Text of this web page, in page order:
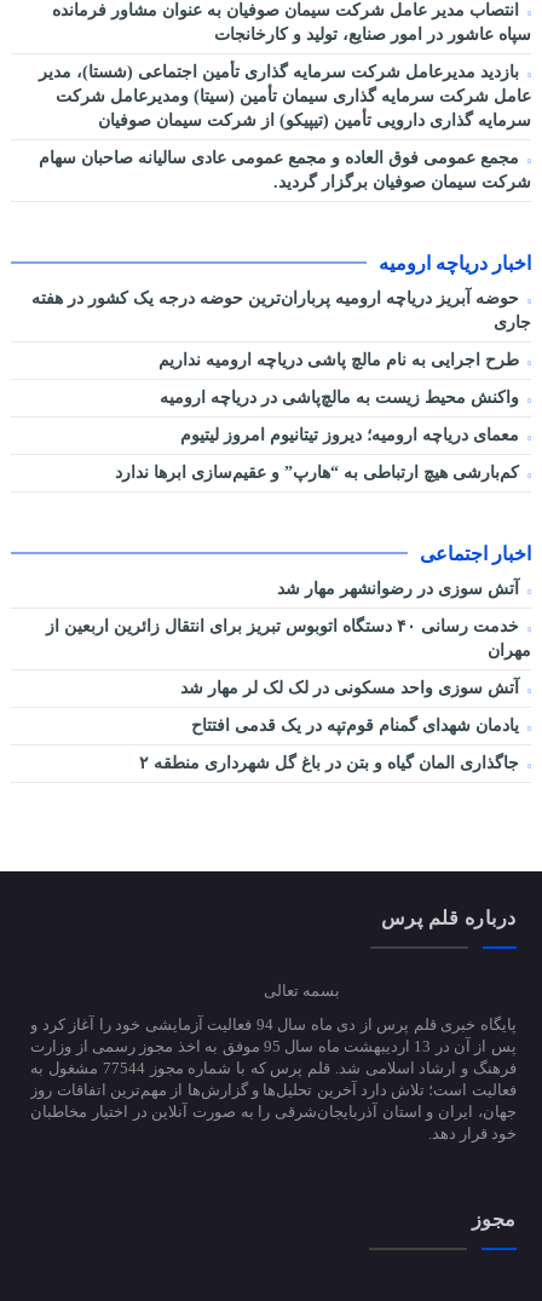
انتصاب مدیر عامل شرکت سیمان صوفیان به عنوان مشاور فرمانده
سپاه عاشور در امور صنایع، تولید و کارخانجات
بازدید مدیرعامل شرکت سرمایه گذاری تأمین اجتماعی (شستا)، مدیر
عامل شرکت سرمایه گذاری سیمان تأمین (سیتا) ومدیرعامل شرکت
سرمایه گذاری دارویی تأمین (تیپیکو) از شرکت سیمان صوفیان
مجمع عمومی فوق العاده و مجمع عمومی عادی سالیانه صاحبان سهام
شرکت سیمان صوفیان برگزار گردید.
اخبار دریاچه ارومیه
حوضه آبریز دریاچه ارومیه پرباران‌ترین حوضه‌ درجه یک کشور در هفته
جاری
طرح اجرایی به نام مالچ پاشی دریاچه ارومیه نداریم
واکنش محیط زیست به مالچ‌پاشی در دریاچه ارومیه
معمای دریاچه ارومیه؛ دیروز تیتانیوم امروز لیتیوم
کم‌بارشی هیچ ارتباطی به “هارپ” و عقیم‌سازی ابرها ندارد
اخبار اجتماعی
آتش سوزی در رضوانشهر مهار شد
خدمت رسانی ۴۰ دستگاه اتوبوس تبریز برای انتقال زائرین اربعین از
مهران
آتش سوزی واحد مسکونی در لک لک لر مهار شد
یادمان شهدای گمنام قوم‌تپه در یک قدمی افتتاح
جاگذاری المان گیاه و بتن در باغ گل شهرداری منطقه ۲
درباره قلم پرس
بسمه تعالی
پایگاه خبری قلم پرس از دی ماه سال 94 فعالیت آزمایشی خود را آغاز کرد و
پس از آن در 13 اردیبهشت ماه سال 95 موفق به اخذ مجوز رسمی از وزارت
فرهنگ و ارشاد اسلامی شد. قلم پرس که با شماره مجوز 77544 مشغول به
فعالیت است؛ تلاش دارد آخرین تحلیل‌ها و گزارش‌ها از مهم‌ترین اتفاقات روز
جهان، ایران و استان آذربایجان‌شرقی را به صورت آنلاین در اختیار مخاطبان
خود قرار دهد.
مجوز